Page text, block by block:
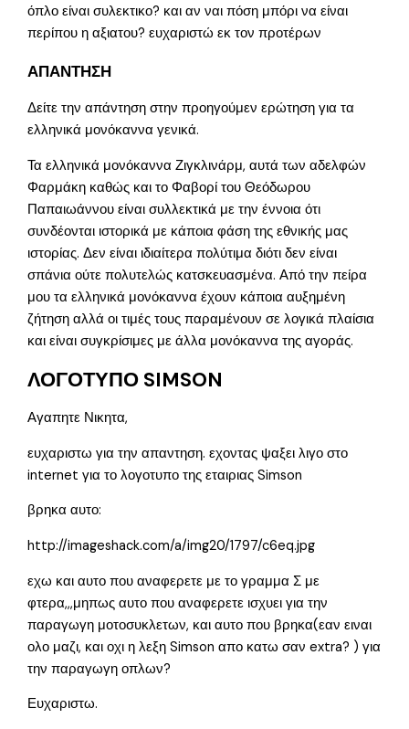
όπλο είναι συλεκτικο? και αν ναι πόση μπόρι να είναι
περίπου η αξιατου? ευχαριστώ εκ τον προτέρων
ΑΠΑΝΤΗΣΗ
Δείτε την απάντηση στην προηγούμεν ερώτηση για τα
ελληνικά μονόκαννα γενικά.
Τα ελληνικά μονόκαννα Ζιγκλινάρμ, αυτά των αδελφών
Φαρμάκη καθώς και το Φαβορί του Θεόδωρου
Παπαιωάννου είναι συλλεκτικά με την έννοια ότι
συνδέονται ιστορικά με κάποια φάση της εθνικής μας
ιστορίας. Δεν είναι ιδιαίτερα πολύτιμα διότι δεν είναι
σπάνια ούτε πολυτελώς κατσκευασμένα. Από την πείρα
μου τα ελληνικά μονόκαννα έχουν κάποια αυξημένη
ζήτηση αλλά οι τιμές τους παραμένουν σε λογικά πλαίσια
και είναι συγκρίσιμες με άλλα μονόκαννα της αγοράς.
ΛΟΓΟΤΥΠΟ SIMSON
Αγαπητε Νικητα,
ευχαριστω για την απαντηση. εχοντας ψαξει λιγο στο
internet για το λογοτυπο της εταιριας Simson
βρηκα αυτο:
http://imageshack.com/a/img20/1797/c6eq.jpg
εχω και αυτο που αναφερετε με το γραμμα Σ με
φτερα,,,μηπως αυτο που αναφερετε ισχυει για την
παραγωγη μοτοσυκλετων, και αυτο που βρηκα(εαν ειναι
ολο μαζι, και οχι η λεξη Simson απο κατω σαν extra? ) για
την παραγωγη οπλων?
Ευχαριστω.